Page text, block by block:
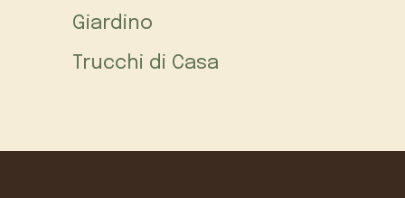
Giardino
Trucchi di Casa